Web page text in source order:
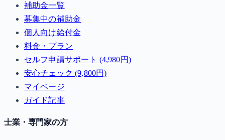
補助金一覧
募集中の補助金
個人向け給付金
料金・プラン
セルフ申請サポート (4,980円)
安心チェック (9,800円)
マイページ
ガイド記事
士業・専門家の方